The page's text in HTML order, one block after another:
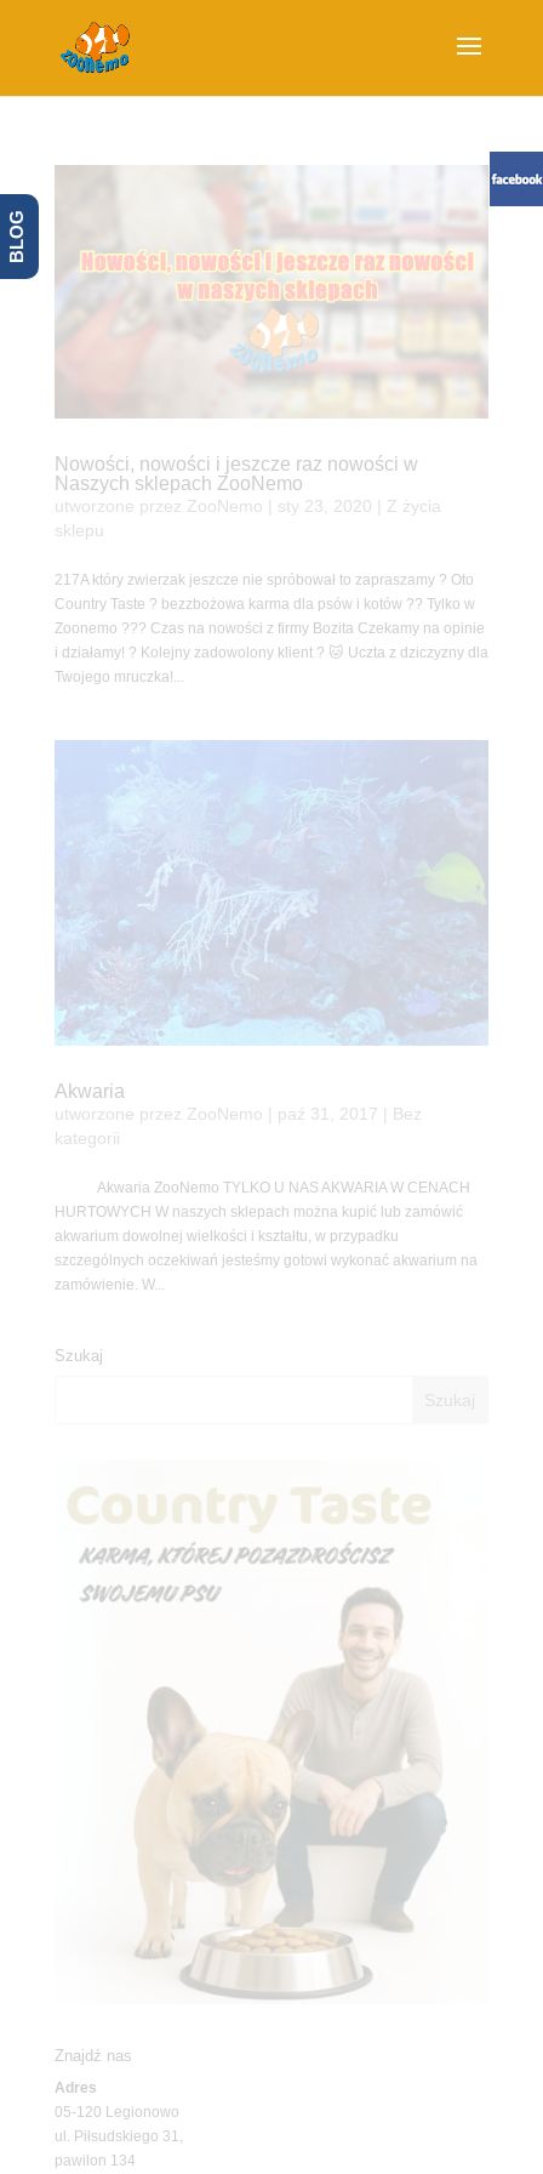
Nowości, nowości i jeszcze raz nowości w
Naszych sklepach ZooNemo
utworzone przez ZooNemo sty 23, 2020
Z życia
sklepu
217A który zwierzak jeszcze nie spróbował to zapraszamy ? Oto
Country Taste ? bezzbożowa karma dla psów i kotów ?? Tylko w
Zoonemo ??? Czas na nowości z firmy Bozita Czekamy na opinie
i działamy! ? Kolejny zadowolony klient ? 🐱 Uczta z dziczyzny dla
Twojego mruczka!...
Akwaria
utworzone przez ZooNemo paź 31, 2017 | Bez
kategorii
Akwaria ZooNemo TYLKO U NAS AKWARIA W CENACH
HURTOWYCH W naszych sklepach można kupić lub zamówić
akwarium dowolnej wielkości i kształtu, w przypadku
szczególnych oczekiwań jesteśmy gotowi wykonać akwarium na
zamówienie. W...
Szukaj
Znajdź nas
Adres
05-120 Legionowo
ul. Piłsudskiego 31,
pawilon 134
BLOG